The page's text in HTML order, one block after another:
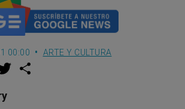
00:00 ARTE Y CULTURA
w